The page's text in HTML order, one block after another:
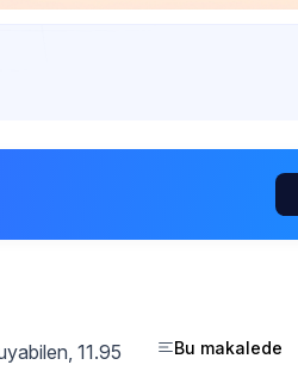
11.95
Bu makalede